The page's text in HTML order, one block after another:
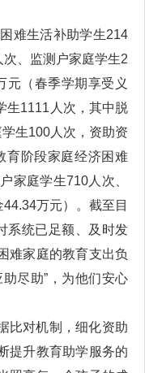
难生活补助学生214
、监测户家庭学生2
元（春季学期享受义
生1111人次，其中脱
生100人次，资助资
育阶段家庭经济困难
家庭学生710人次、
万元）。截至目
系统已足额、及时发
难家庭的教育支出负
尽助”，为他们安心
比对机制，细化资助
提升教育助学服务的